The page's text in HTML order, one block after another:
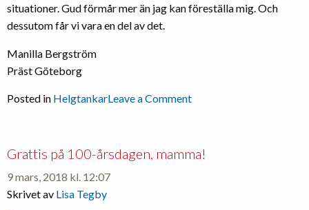
situationer. Gud förmår mer än jag kan föreställa mig. Och
dessutom får vi vara en del av det.
Manilla Bergström
Präst Göteborg
Posted in HelgtankarLeave a Commenton
inte
greppa
Grattis på 100-årsdagen, mamma!
9 mars, 2018 kl. 12:07
Skrivet av Lisa Tegby